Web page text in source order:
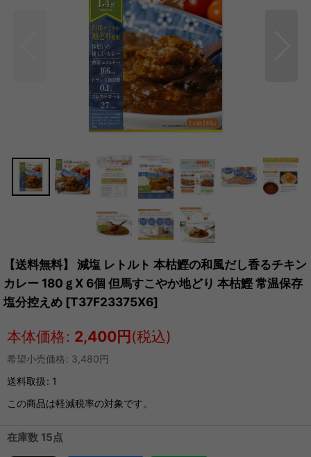
【送料無料】 減塩 レトルト 本枯鰹の和風だし香るチキン
カレー 180ｇX 6個 但馬すこやか地どり 本枯鰹 常温保存
塩分控えめ [T37F23375X6]
本体価格: 2,400円 (税込)
希望小売価格: 3,480円
送料取扱 : 1
この商品は軽減税率の対象です。
在庫数 15点